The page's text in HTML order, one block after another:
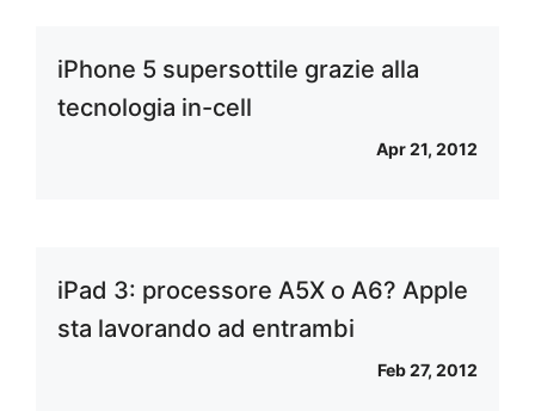
iPhone 5 supersottile grazie alla
tecnologia in-cell
Apr 21, 2012
iPad 3: processore A5X o A6? Apple
sta lavorando ad entrambi
Feb 27, 2012